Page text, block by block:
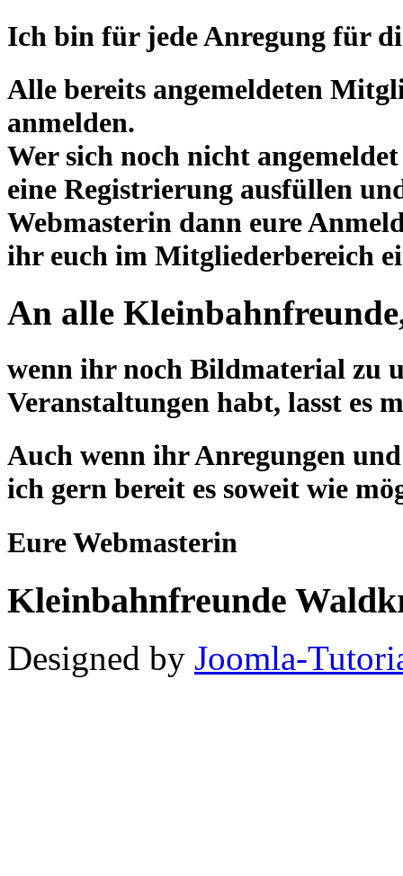
Ich bin für jede Anregung für
Alle bereits angemeldeten
anmelden.
Wer sich noch nicht
eine Registrierung ausfüllen
Webmasterin dann eure
ihr euch im Mitgliederbereich
An alle
wenn ihr noch Bildmaterial zu
Veranstaltungen habt, lasst es
Auch wenn ihr Anregungen
ich gern bereit es soweit wie
Eure Webmasterin
Kleinbahnfreunde
Designed by Joomla-